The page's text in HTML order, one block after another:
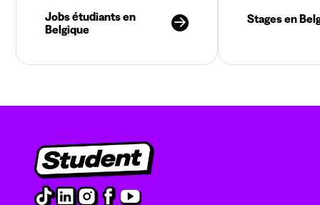
Jobs étudiants en
Belgique
Stages en